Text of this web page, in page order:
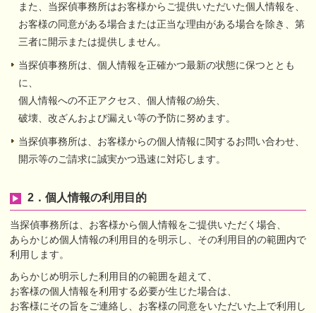
また、当探偵事務所はお客様からご提供いただいた個人情報を、
お客様の同意がある場合または正当な理由がある場合を除き、第
三者に開示または提供しません。
当探偵事務所は、個人情報を正確かつ最新の状態に保つととも
に、
個人情報への不正アクセス、個人情報の紛失、
破壊、改ざんおよび漏えい等の予防に努めます。
当探偵事務所は、お客様からの個人情報に関するお問い合わせ、
開示等のご請求に誠実かつ迅速に対応します。
2．個人情報の利用目的
当探偵事務所は、お客様から個人情報をご提供いただく場合、
あらかじめ個人情報の利用目的を明示し、その利用目的の範囲内で
利用します。
あらかじめ明示した利用目的の範囲を超えて、
お客様の個人情報を利用する必要が生じた場合は、
お客様にその旨をご連絡し、お客様の同意をいただいた上で利用し